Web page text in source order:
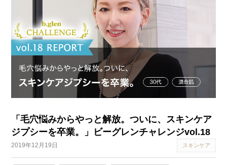
「毛穴悩みからやっと解放。ついに、スキンケア
ジプシーを卒業。」ビーグレンチャレンジvol.18
2019年12月19日 スキンケア